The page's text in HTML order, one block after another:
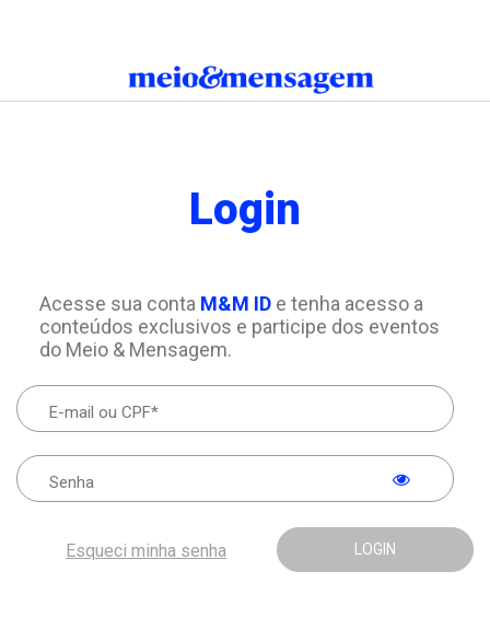
Login
Acesse sua conta M&M IDe tenha acesso a
conteúdos exclusivos e participe dos eventos
do Meio & Mensagem.
LOGIN
Esqueci minha senha